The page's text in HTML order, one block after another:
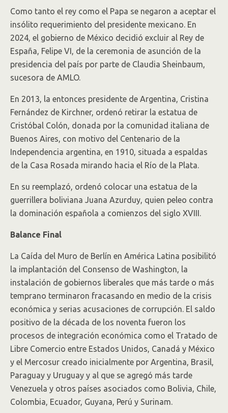
Como tanto el rey como el Papa se negaron a aceptar el
insólito requerimiento del presidente mexicano. En
2024, el gobierno de México decidió excluir al Rey de
España, Felipe VI, de la ceremonia de asunción de la
presidencia del país por parte de Claudia Sheinbaum,
sucesora de AMLO.
En 2013, la entonces presidente de Argentina, Cristina
Fernández de Kirchner, ordenó retirar la estatua de
Cristóbal Colón, donada por la comunidad italiana de
Buenos Aires, con motivo del Centenario de la
Independencia argentina, en 1910, situada a espaldas
de la Casa Rosada mirando hacia el Río de la Plata.
En su reemplazó, ordenó colocar una estatua de la
guerrillera boliviana Juana Azurduy, quien peleo contra
la dominación española a comienzos del siglo XVIII.
Balance Final
La Caída del Muro de Berlín en América Latina posibilitó
la implantación del Consenso de Washington, la
instalación de gobiernos liberales que más tarde o más
temprano terminaron fracasando en medio de la crisis
económica y serias acusaciones de corrupción. El saldo
positivo de la década de los noventa fueron los
procesos de integración económica como el Tratado de
Libre Comercio entre Estados Unidos, Canadá y México
y el Mercosur creado inicialmente por Argentina, Brasil,
Paraguay y Uruguay y al que se agregó más tarde
Venezuela y otros países asociados como Bolivia, Chile,
Colombia, Ecuador, Guyana, Perú y Surinam.